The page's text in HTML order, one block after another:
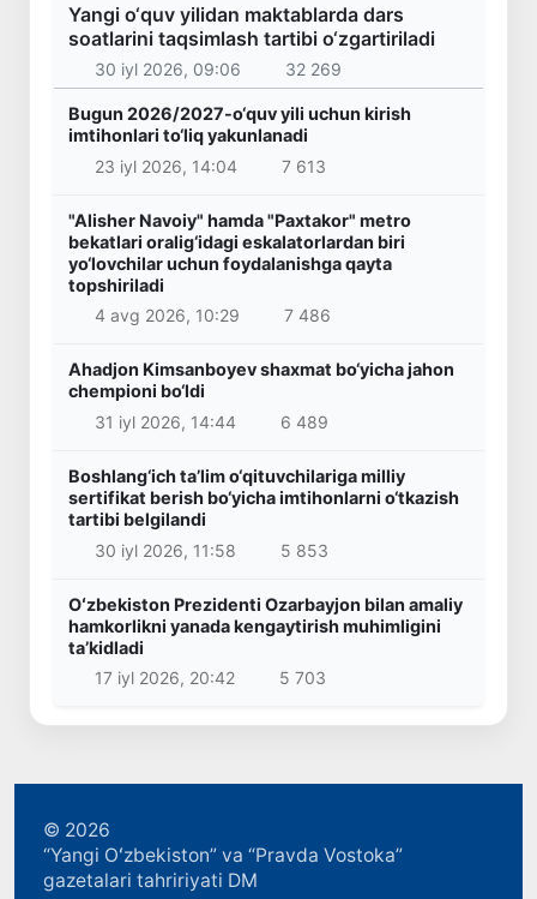
Yangi o‘quv yilidan maktablarda dars
soatlarini taqsimlash tartibi o‘zgartiriladi
30 iyl 2026, 09:06 32 269
Bugun 2026/2027-o‘quv yili uchun kirish
imtihonlari to‘liq yakunlanadi
23 iyl 2026, 14:04
7 613
"Alisher Navoiy" hamda "Paxtakor" metro
bekatlari oralig‘idagi eskalatorlardan biri
yo‘lovchilar uchun foydalanishga qayta
topshiriladi
4 avg 2026, 10:29
7 486
Ahadjon Kimsanboyev shaxmat bo‘yicha jahon
chempioni bo‘ldi
31 iyl 2026, 14:44
6 489
Boshlang‘ich ta’lim o‘qituvchilariga milliy
sertifikat berish bo‘yicha imtihonlarni o‘tkazish
tartibi belgilandi
30 iyl 2026, 11:58
5 853
Oʻzbekiston Prezidenti Ozarbayjon bilan amaliy
hamkorlikni yanada kengaytirish muhimligini
taʼkidladi
17 iyl 2026, 20:42
5 703
© 2026
“Yangi Oʻzbekiston” va “Pravda Vostoka”
gazetalari tahririyati DM